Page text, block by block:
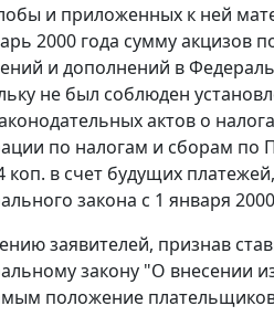
и приложенных к ней
2000 года сумму акцизов
и дополнений в
не был соблюден
актов о
по налогам и сборам по
коп. в счет будущих
закона с 1 января
заявителей, признав
закону "О внесении
положение